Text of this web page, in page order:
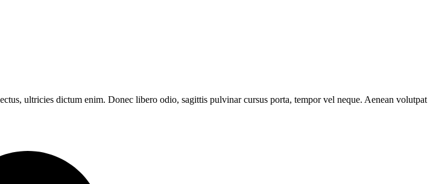
ultricies dictum enim. Donec libero odio, sagittis pulvinar cursus porta, tempor vel neque. Aenean volutpat